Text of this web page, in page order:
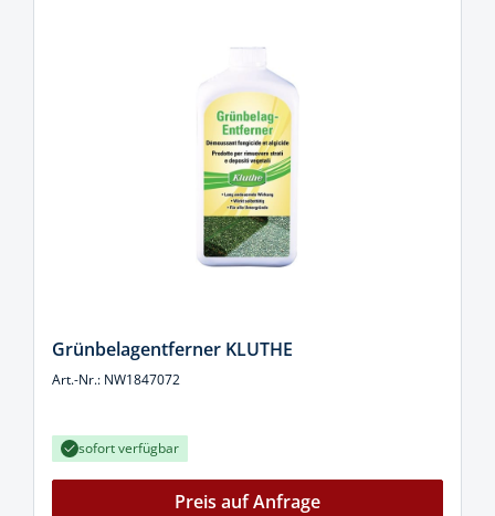
Grünbelagentferner KLUTHE
Art.-Nr.: NW1847072
sofort verfügbar
Preis auf Anfrage